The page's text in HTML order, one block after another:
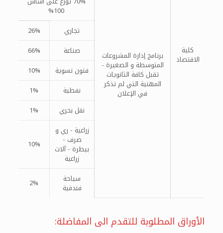
كلية
الاقتصاد برنامج إدارة المشروعات
المتوسطة و الصغيرة -
تقبل كافة الثانويات
المهنية التي لم تذكر
في الإعلان
100%
تجاري
26%
صناعة
66%
فنون نسوية
10%
نفطية
1%
نقل بحري
1%
زراعية - ري و
صرف -
بيطرة - آلات
زراعية
10%
سياحة
فندقية 2%
الأوراق المطلوبة للتقدم الى المفاضلة: